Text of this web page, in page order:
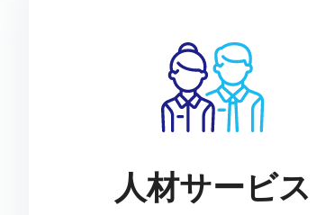
人材サービス